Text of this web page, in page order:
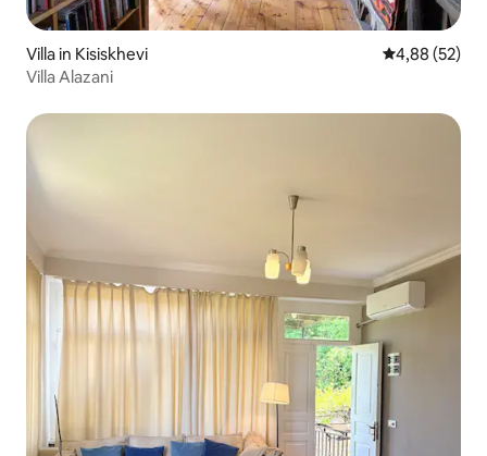
Villa in Kisiskhevi Gemiddelde
4,88 (52)
Villa Alazani